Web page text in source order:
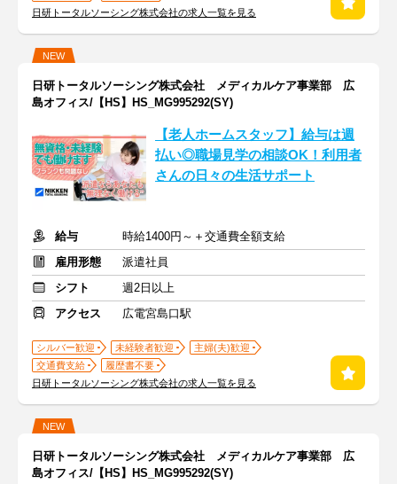
日研トータルソーシング株式会社の求人一覧を見る
NEW
日研トータルソーシング株式会社 メディカルケア事業部 広
島オフィス/【HS】HS_MG995292(SY)
【老人ホームスタッフ】給与は週
払い◎職場見学の相談OK！利用者
さんの日々の生活サポート
給与
時給1400円～＋交通費全額支給
雇用形態
派遣社員
シフト
週2日以上
アクセス
広電宮島口駅
シルバー歓迎 未経験者歓迎
主婦(夫)歓迎
交通費支給
履歴書不要
日研トータルソーシング株式会社の求人一覧を見る
NEW
日研トータルソーシング株式会社 メディカルケア事業部 広
島オフィス/【HS】HS_MG995292(SY)